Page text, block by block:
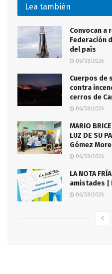
Lea también
Convocan a
Federación
del país
06/08/2026
Cuerpos de
contra
cerros de
06/08/2026
MARIO
LUZ DE SU
Gómez
06/08/2026
LA NOTA
amistades |
06/08/2026